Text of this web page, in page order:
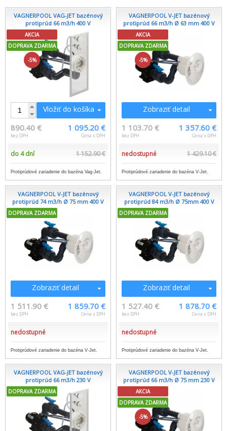
VAGNERPOOL VAG-JET bazénový
protiprúd 66 m3/h 400 V
AKCIA
DOPRAVA ZDARMA
-5%
Vložiť do košíka
890.40 €
bez DPH
1 095.20 €
Cena s DPH
do 4 dní 1 152.90 €
Protiprúdové zariadenie do bazéna Vag-Jet.
VAGNERPOOL V-JET bazénový
protiprúd 66 m3/h Ø 63 mm 400 V
AKCIA
DOPRAVA ZDARMA
-5%
Zobraziť detail
1 103.70 €
bez DPH
1 357.60 €
Cena s DPH
nedostupné 1 429.10 €
Protiprúdové zariadenie do bazéna V-Jet.
VAGNERPOOL V-JET bazénový
protiprúd 74 m3/h Ø 75 mm 400 V
DOPRAVA ZDARMA
Zobraziť detail
1 511.90 €
bez DPH
1 859.70 €
Cena s DPH
nedostupné
Protiprúdové zariadenie do bazéna V-Jet.
VAGNERPOOL V-JET bazénový
protiprúd 84 m3/h Ø 75mm 400 V
DOPRAVA ZDARMA
Zobraziť detail
1 527.40 €
bez DPH
1 878.70 €
Cena s DPH
nedostupné
Protiprúdové zariadenie do bazéna V-Jet.
VAGNERPOOL VAG-JET bazénový
protiprúd 66 m3/h 230 V
DOPRAVA ZDARMA
VAGNERPOOL V-JET bazénový
protiprúd 66 m3/h Ø 75 mm 230 V
AKCIA
DOPRAVA ZDARMA
-5%